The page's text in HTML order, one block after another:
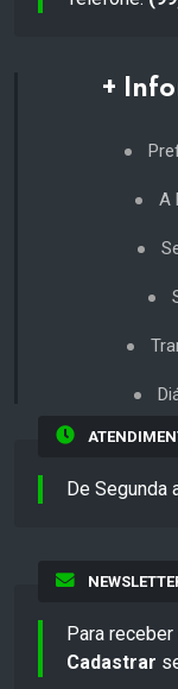
+
A
De Segunda
Para
Cadastrar